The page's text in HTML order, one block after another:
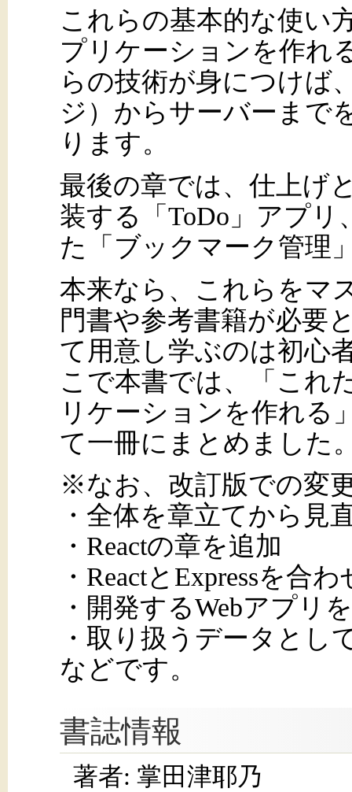
これらの基本的な使い
プリケーションを作れ
らの技術が身につけば
ジ）からサーバーまで
ります。
最後の章では、仕上げ
装する「ToDo」アプリ
た「ブックマーク管理
本来なら、これらをマ
門書や参考書籍が必要
て用意し学ぶのは初心
こで本書では、「これ
リケーションを作れる
て一冊にまとめました
※なお、改訂版での変
・全体を章立てから見
・Reactの章を追加
・ReactとExpressを合
・開発するWebアプリ
・取り扱うデータとし
などです。
書誌情報
著者: 掌田津耶乃